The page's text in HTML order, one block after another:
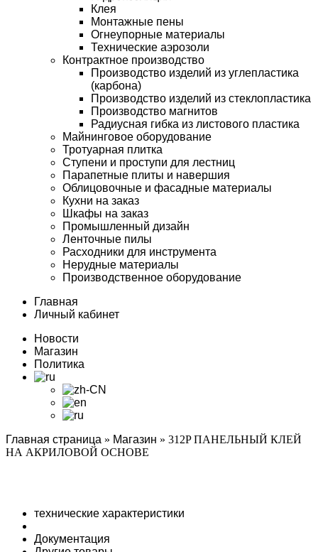
Клея
Монтажные пены
Огнеупорные материалы
Технические аэрозоли
Контрактное производство
Производство изделий из углепластика
(карбона)
Производство изделий из стеклопластика
Производство магнитов
Радиусная гибка из листового пластика
Майнинговое оборудование
Тротуарная плитка
Ступени и проступи для лестниц
Парапетные плиты и навершия
Облицовочные и фасадные материалы
Кухни на заказ
Шкафы на заказ
Промышленный дизайн
Ленточные пилы
Расходники для инструмента
Нерудные материалы
Производственное оборудование
Главная
Личный кабинет
Новости
Магазин
Политика
Главная страница » Магазин » 312P ПАНЕЛЬНЫЙ КЛЕЙ
НА АКРИЛОВОЙ ОСНОВЕ
технические характеристики
Документация